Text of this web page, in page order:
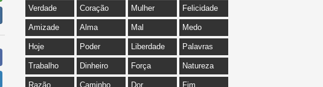
Verdade Coração Mulher Felicidade
Amizade Alma Mal Medo
Hoje Poder Liberdade Palavras
Trabalho Dinheiro Força Natureza
Razão Caminho Dor Fim